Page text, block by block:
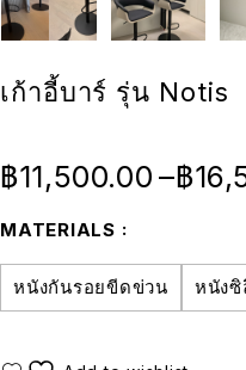
เก้าอี้บาร์ รุ่น Notis
฿11,500.00 –฿
MATERIALS
หนังกันรอยขีดข่วน หนัง